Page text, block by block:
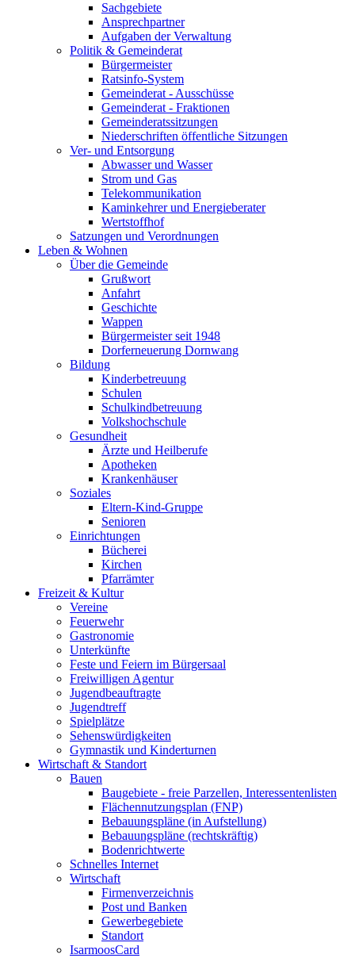
Sachgebiete
Ansprechpartner
Aufgaben der Verwaltung
Politik & Gemeinderat
Bürgermeister
Ratsinfo-System
Gemeinderat - Ausschüsse
Gemeinderat - Fraktionen
Gemeinderatssitzungen
Niederschriften öffentliche Sitzungen
Ver- und Entsorgung
Abwasser und Wasser
Strom und Gas
Telekommunikation
Kaminkehrer und Energieberater
Wertstoffhof
Satzungen und Verordnungen
Leben & Wohnen
Über die Gemeinde
Grußwort
Anfahrt
Geschichte
Wappen
Bürgermeister seit 1948
Dorferneuerung Dornwang
Bildung
Kinderbetreuung
Schulen
Schulkindbetreuung
Volkshochschule
Gesundheit
Ärzte und Heilberufe
Apotheken
Krankenhäuser
Soziales
Eltern-Kind-Gruppe
Senioren
Einrichtungen
Bücherei
Kirchen
Pfarrämter
Freizeit & Kultur
Vereine
Feuerwehr
Gastronomie
Unterkünfte
Feste und Feiern im Bürgersaal
Freiwilligen Agentur
Jugendbeauftragte
Jugendtreff
Spielplätze
Sehenswürdigkeiten
Gymnastik und Kinderturnen
Wirtschaft & Standort
Bauen
Baugebiete - freie Parzellen, Interessentenlisten
Flächennutzungsplan (FNP)
Bebauungspläne (in Aufstellung)
Bebauungspläne (rechtskräftig)
Bodenrichtwerte
Schnelles Internet
Wirtschaft
Firmenverzeichnis
Post und Banken
Gewerbegebiete
Standort
IsarmoosCard